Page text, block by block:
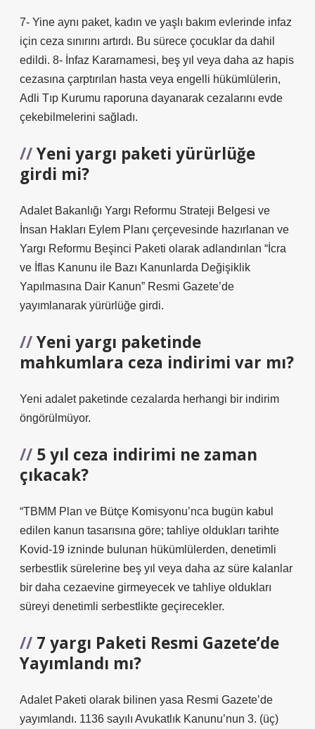
7- Yine aynı paket, kadın ve yaşlı bakım evlerinde infaz
için ceza sınırını artırdı. Bu sürece çocuklar da dahil
edildi. 8- İnfaz Kararnamesi, beş yıl veya daha az hapis
cezasına çarptırılan hasta veya engelli hükümlülerin,
Adli Tıp Kurumu raporuna dayanarak cezalarını evde
çekebilmelerini sağladı.
Yeni yargı paketi yürürlüğe
girdi mi?
Adalet Bakanlığı Yargı Reformu Strateji Belgesi ve
İnsan Hakları Eylem Planı çerçevesinde hazırlanan ve
Yargı Reformu Beşinci Paketi olarak adlandırılan “İcra
ve İflas Kanunu ile Bazı Kanunlarda Değişiklik
Yapılmasına Dair Kanun” Resmi Gazete’de
yayımlanarak yürürlüğe girdi.
Yeni yargı paketinde
mahkumlara ceza indirimi var mı?
Yeni adalet paketinde cezalarda herhangi bir indirim
öngörülmüyor.
5 yıl ceza indirimi ne zaman
çıkacak?
“TBMM Plan ve Bütçe Komisyonu’nca bugün kabul
edilen kanun tasarısına göre; tahliye oldukları tarihte
Kovid-19 izninde bulunan hükümlülerden, denetimli
serbestlik sürelerine beş yıl veya daha az süre kalanlar
bir daha cezaevine girmeyecek ve tahliye oldukları
süreyi denetimli serbestlikte geçirecekler.
7 yargı Paketi Resmi Gazete’de
Yayımlandı mı?
Adalet Paketi olarak bilinen yasa Resmi Gazete’de
yayımlandı. 1136 sayılı Avukatlık Kanunu’nun 3. (üç)